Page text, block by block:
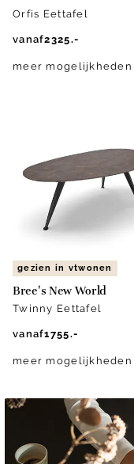
Orfis Eettafel
vanaf2325.-
meer mogelijkheden
gezien in vtwonen
Bree's New World
Twinny Eettafel
vanaf1755.-
meer mogelijkheden